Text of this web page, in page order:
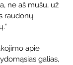
ne aš mušu, už
raudonų
apie
galias,